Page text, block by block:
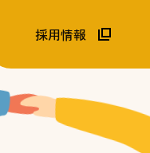
採用情報